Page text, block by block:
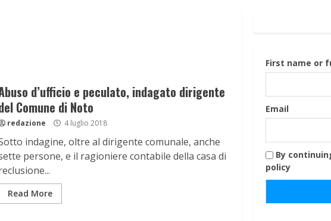
d’ufficio e peculato, indagato dirigente
Comune di Noto
redazione 4 luglio 2018
indagine, oltre al dirigente comunale, anche
persone, e il ragioniere contabile della casa di
Read More
First name or
Email
By
policy